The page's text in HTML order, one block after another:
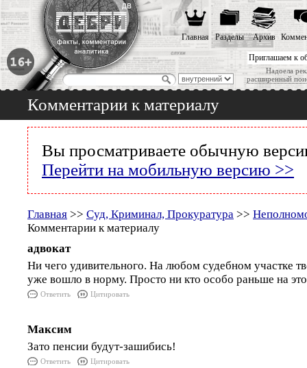
Приглашаем к
Надоела
расширенный
Главная Разделы Архив
Комментарии к материалу
Вы просматриваете обычную
Перейти на мобильную версию >>
Главная >> Суд, Криминал, Прокуратура >>
Комментарии к материалу
адвокат
Ни чего удивительного. На любом судебном участке
уже вошло в норму. Просто ни кто особо раньше на
Ответить Цитировать
Максим
Зато пенсии будут-зашибись!
Ответить Цитировать